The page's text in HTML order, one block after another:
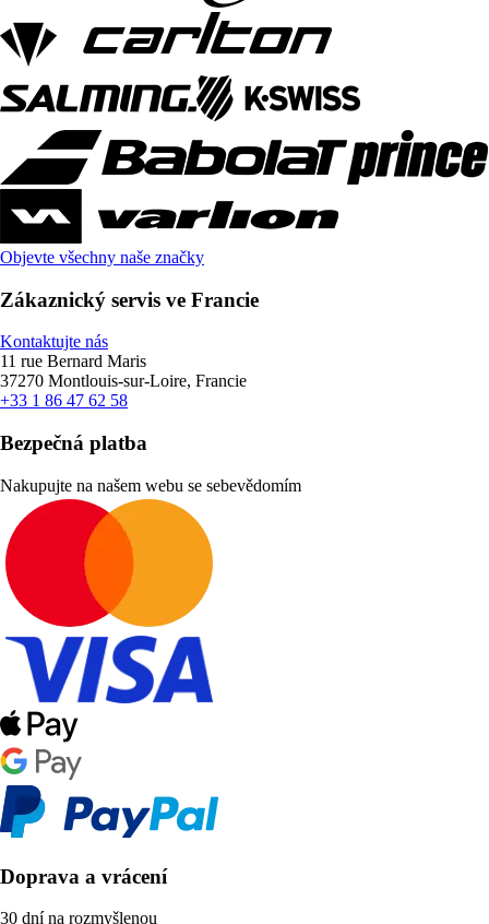
Objevte všechny naše značky
Zákaznický servis ve Francie
Kontaktujte nás
11 rue Bernard Maris
37270 Montlouis-sur-Loire, Francie
+33 1 86 47 62 58
Bezpečná platba
Nakupujte na našem webu se sebevědomím
Doprava a vrácení
30 dní na rozmyšlenou